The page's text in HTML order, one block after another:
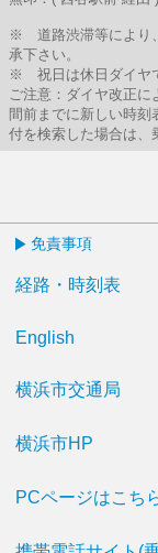
※ 道路渋滞等により
承下さい。
※ 祝日は休日ダイヤ
ご注意：ダイヤ改正に
間前までに新しい時刻
付を検索した場合は、
免責事項
経路・時刻表
English
横浜市交通局
横浜市HP
PCページはこち